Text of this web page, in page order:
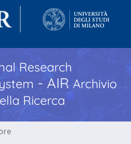
Research
- AIR Archivio
Ricerca